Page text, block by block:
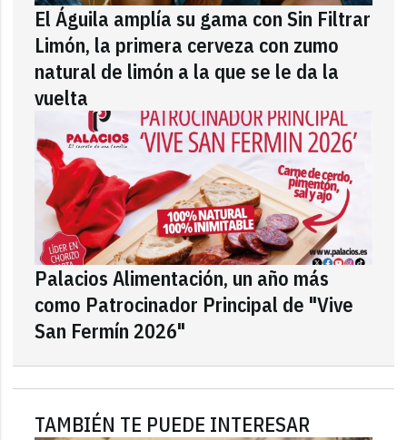
El Águila amplía su gama con Sin Filtrar
Limón, la primera cerveza con zumo
natural de limón a la que se le da la
vuelta
Palacios Alimentación, un año más
como Patrocinador Principal de "Vive
San Fermín 2026"
TAMBIÉN TE PUEDE INTERESAR